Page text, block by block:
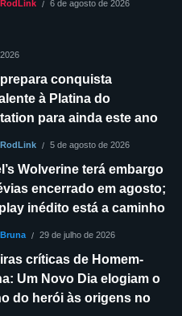
RodLink 6 de agosto de 2026
conquista
à Platina do
para ainda este ano
RodLink 5 de agosto de 2026
Wolverine terá embargo
encerrado em agosto;
inédito está a caminho
Bruna 29 de julho de 2026
críticas de Homem-
Um Novo Dia elogiam o
do herói às origens no